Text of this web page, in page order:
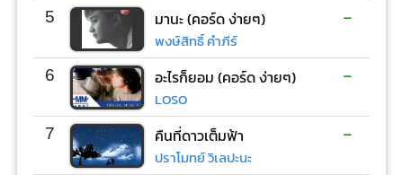
5 มานะ (คอร์ด ง่ายๆ)
พงษ์สิทธิ์ คำภีร์
-
6 อะไรก็ยอม (คอร์ด ง่ายๆ)
LOSO
-
7 คืนที่ดาวเต็มฟ้า
ปราโมทย์ วิเลปะนะ
-